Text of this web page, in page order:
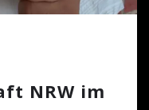
NRW im